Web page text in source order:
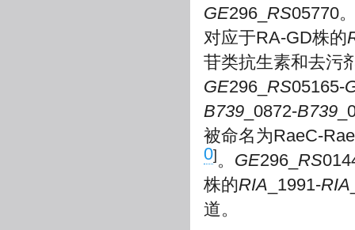
GE296_ RS05770
对应于RA-GD株的
苷类抗生素和去污
GE296_ RS05165-
B739 _0872-B739
被命名为RaeC-
0]。 GE296_ RS
株的RIA _1991-RIA
道。